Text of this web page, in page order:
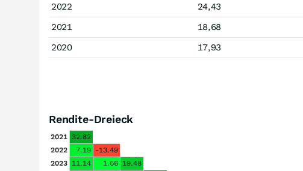
2022
24,43
2021
18,68
2020
17,93
Rendite-Dreieck
2021 32.82
2022
7.19 -13.49
2023 11.14 1.66 19.48